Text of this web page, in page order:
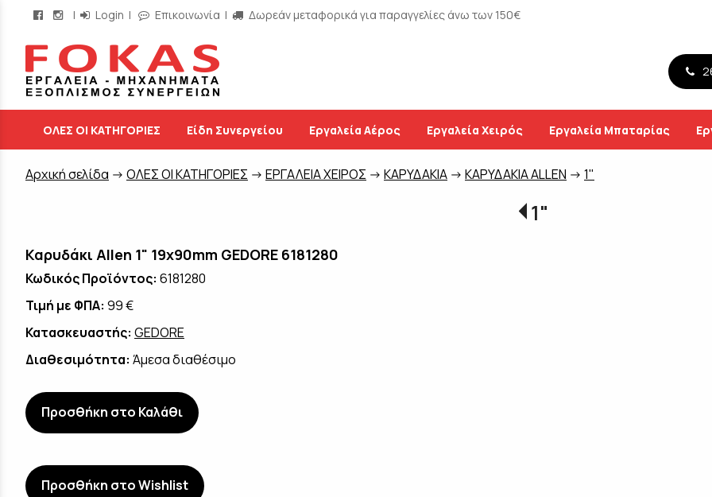
| Login | Επικοινωνία | Δωρεάν μεταφορικά για παραγγελίες άνω των 150€
/
ΟΛΕΣ ΟΙ ΚΑΤΗΓΟΡΙΕΣ Είδη Συνεργείου Εργαλεία Αέρος Εργαλεία Χειρός Εργαλεία Μπαταρίας
Aρχική σελίδα -> ΟΛΕΣ ΟΙ ΚΑΤΗΓΟΡΙΕΣ -> ΕΡΓΑΛΕΙΑ ΧΕΙΡΟΣ -> ΚΑΡΥΔΑΚΙΑ -> ΚΑΡΥΔΑΚΙΑ ALLEN -> 1"
1"
Καρυδάκι Allen 1" 19x90mm GEDORE 6181280
Κωδικός Προϊόντος: 6181280
Τιμή με ΦΠΑ: 99 €
Κατασκευαστής: GEDORE
Διαθεσιμότητα: Άμεσα διαθέσιμο
Προσθήκη στο Καλάθι
Προσθήκη στο Wishlist